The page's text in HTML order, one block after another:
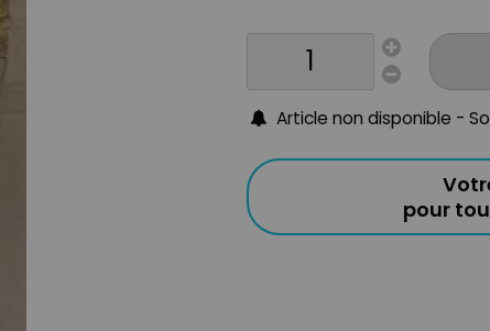
Article non disponible -
pour